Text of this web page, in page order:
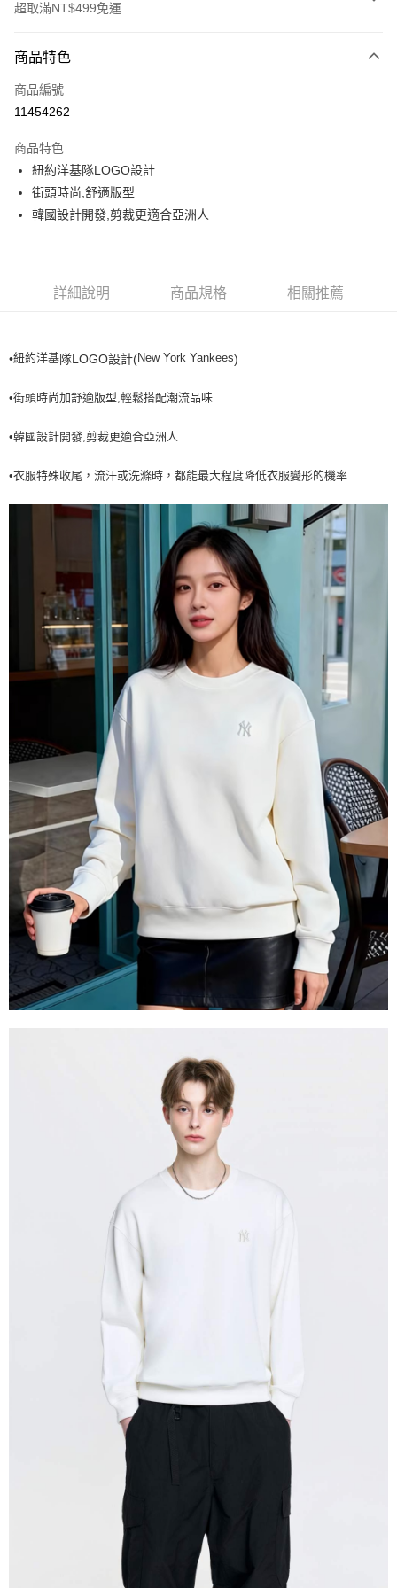
超取滿NT$499免運
信用卡一次付款
超商取貨付款
Apple Pay
街口支付
全家取貨付款<未取貨列黑名單/不支援離島取退>
全家取貨<不支援離島取退>
每筆NT$60，滿NT$499(含以上)免運費
7-11取貨<不支援離島取退>
每筆NT$80，滿NT$699(含以上)免運費
商品特色
商品編號
11454262
商品特色
紐約洋基隊LOGO設計
街頭時尚,舒適版型
韓國設計開發,剪裁更適合亞洲人
詳細說明 商品規格 相關推薦
•紐約洋基隊LOGO設計(New York Yankees)
•街頭時尚加舒適版型,輕鬆搭配潮流品味
•韓國設計開發,剪裁更適合亞洲人
•衣服特殊收尾，流汗或洗滌時，都能最大程度降低衣服變形的機率